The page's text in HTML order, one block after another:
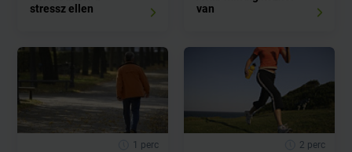
stressz ellen
van
1 perc 2 perc